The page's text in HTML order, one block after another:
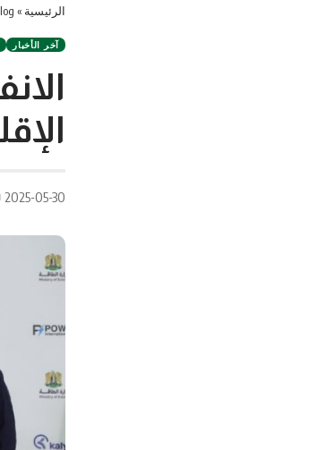
الرئيسية »
آخر الأخبار
2025-05-30